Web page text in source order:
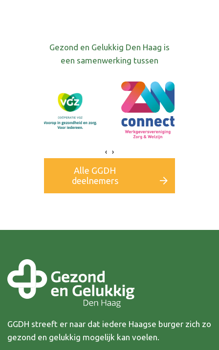
Gezond en Gelukkig Den Haag is
een samenwerking tussen
‹ ›
Alle GGDH
deelnemers
GGDH streeft er naar dat iedere Haagse burger zich zo
gezond en gelukkig mogelijk kan voelen.